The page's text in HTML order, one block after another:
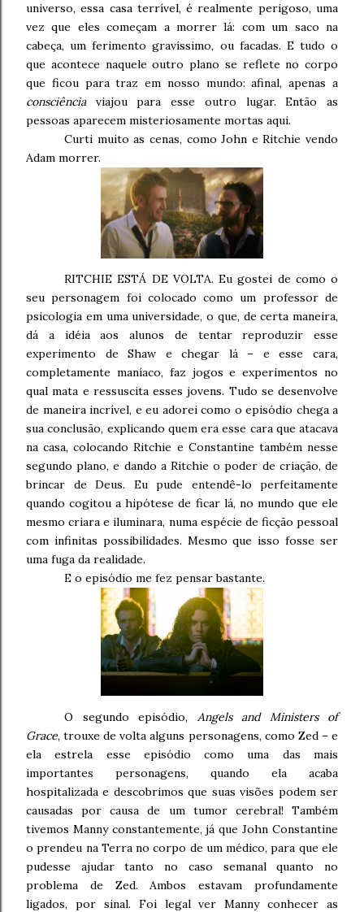
universo, essa casa terrível, é realmente perigoso, uma
vez que eles começam a morrer lá: com um saco na
cabeça, um ferimento gravíssimo, ou facadas. E tudo o
que acontece naquele outro plano se reflete no corpo
que ficou para traz em nosso mundo: afinal, apenas a
consciênciaviajou para esse outro lugar. Então as
pessoas aparecem misteriosamente mortas aqui.
Curti muito as cenas, como John e Ritchie vendo
Adam morrer.
RITCHIE ESTÁ DE VOLTA. Eu gostei de como o
seu personagem foi colocado como um professor de
psicologia em uma universidade, o que, de certa maneira,
dá a idéia aos alunos de tentar reproduzir esse
experimento de Shaw e chegar lá – e esse cara,
completamente maníaco, faz jogos e experimentos no
qual mata e ressuscita esses jovens. Tudo se desenvolve
de maneira incrível, e eu adorei como o episódio chega a
sua conclusão, explicando quem era esse cara que atacava
na casa, colocando Ritchie e Constantine também nesse
segundo plano, e dando a Ritchie o poder de criação, de
brincar de Deus. Eu pude entendê-lo perfeitamente
quando cogitou a hipótese de ficar lá, no mundo que ele
mesmo criara e iluminara, numa espécie de ficção pessoal
com infinitas possibilidades. Mesmo que isso fosse ser
uma fuga da realidade.
E o episódio me fez pensar bastante.
O segundo episódio, Angels and Ministers of
Grace, trouxe de volta alguns personagens, como Zed – e
ela estrela esse episódio como uma das mais
importantes personagens, quando ela acaba
hospitalizada e descobrimos que suas visões podem ser
causadas por causa de um tumor cerebral! Também
tivemos Manny constantemente, já que John Constantine
o prendeu na Terra no corpo de um médico, para que ele
pudesse ajudar tanto no caso semanal quanto no
problema de Zed. Ambos estavam profundamente
ligados, por sinal. Foi legal ver Manny conhecer as